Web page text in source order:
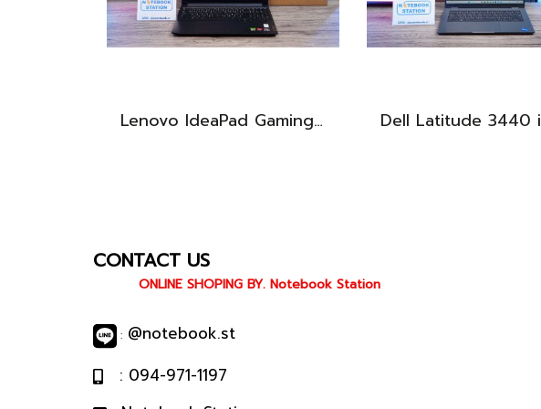
Lenovo IdeaPad Gaming 3 Ryzen5-5500H RAM16 RTX2050(4GB) 512GB M.2 จอ15.6 FHD 144Hz สเปคเกมมิ่ง คีย์บอร์ดไฟสีRGB เครื่องพร้อมใช้งาน ราคาเพียง 16,900.-
CONTACT US
ONLINE SHOPING BY. Notebook Station
: @notebook.st
: 094-971-1197